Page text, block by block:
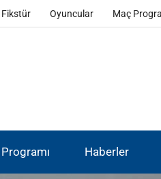
Fikstür Oyuncular Maç
Haberler